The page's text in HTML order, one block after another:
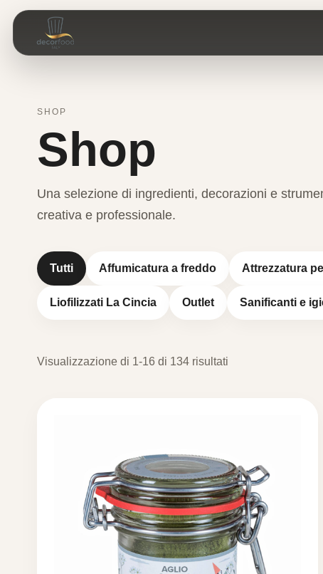
SHOP
Shop
Una selezione di ingredienti, decorazioni e
creativa e professionale.
Tutti Affumicatura a freddo Attrezzatura
Liofilizzati La Cincia Outlet Sanificanti e
Visualizzazione di 1-16 di 134 risultati